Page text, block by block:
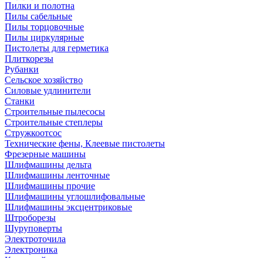
Пилки и полотна
Пилы сабельные
Пилы торцовочные
Пилы циркулярные
Пистолеты для герметика
Плиткорезы
Рубанки
Сельское хозяйство
Силовые удлинители
Станки
Строительные пылесосы
Строительные степлеры
Стружкоотсос
Технические фены, Клеевые пистолеты
Фрезерные машины
Шлифмашины дельта
Шлифмашины ленточные
Шлифмашины прочие
Шлифмашины углошлифовальные
Шлифмашины эксцентриковые
Штроборезы
Шуруповерты
Электроточила
Электроника